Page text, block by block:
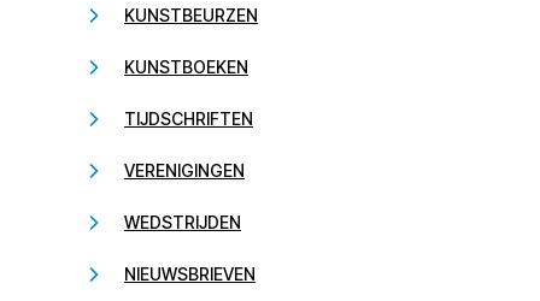
KUNSTBEURZEN
KUNSTBOEKEN
TIJDSCHRIFTEN
VERENIGINGEN
WEDSTRIJDEN
NIEUWSBRIEVEN232323